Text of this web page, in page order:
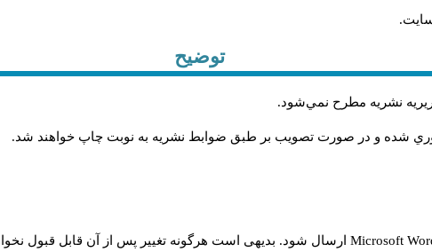
سایت.
توضیح
نشريه مطرح نمي‌شود.
شده و در صورت تصويب بر طبق ضوابط نشريه به نوبت چاپ خواهند شد.
Microsoft ارسال شود. بدیهی است هرگونه تغییر پس از آن قابل قبول